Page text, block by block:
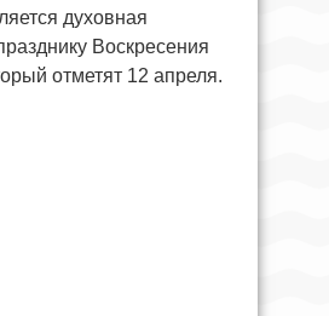
духовная
Воскресения
отметят 12 апреля.